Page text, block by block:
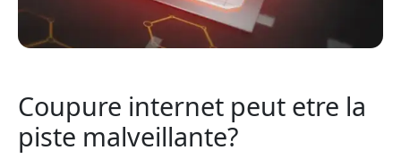
Coupure internet peut etre la
piste malveillante?